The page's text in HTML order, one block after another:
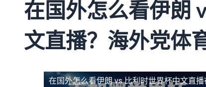
在国外怎么看伊朗
文直播？海外党体
在国外怎么看伊朗 vs 比利时世界杯中文直播